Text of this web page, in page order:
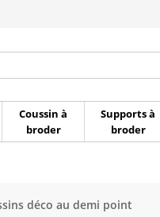
Coussin à
broder
Supports à
broder
déco au demi point